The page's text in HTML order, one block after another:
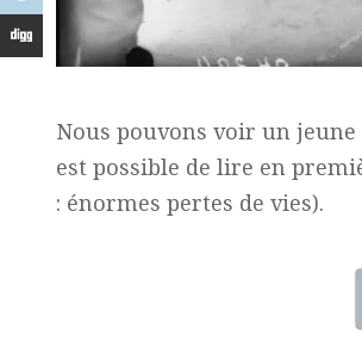
Nous pouvons voir un
est possible de lire en
: énormes pertes de vies).